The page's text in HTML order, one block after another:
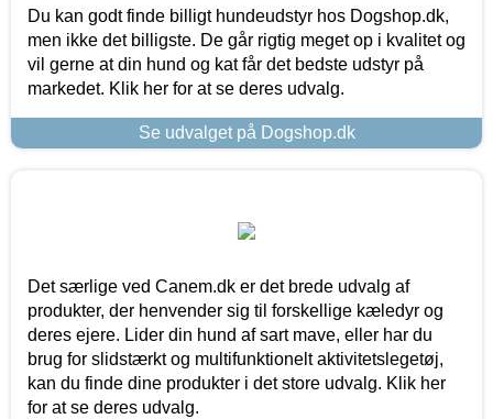
Du kan godt finde billigt hundeudstyr hos Dogshop.dk,
men ikke det billigste. De går rigtig meget op i kvalitet og
vil gerne at din hund og kat får det bedste udstyr på
markedet. Klik her for at se deres udvalg.
Se udvalget på Dogshop.dk
Det særlige ved Canem.dk er det brede udvalg af
produkter, der henvender sig til forskellige kæledyr og
deres ejere. Lider din hund af sart mave, eller har du
brug for slidstærkt og multifunktionelt aktivitetslegetøj,
kan du finde dine produkter i det store udvalg. Klik her
for at se deres udvalg.